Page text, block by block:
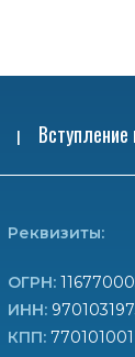
|
Реквизиты:
ОГРН:
ИНН:
КПП:770101001